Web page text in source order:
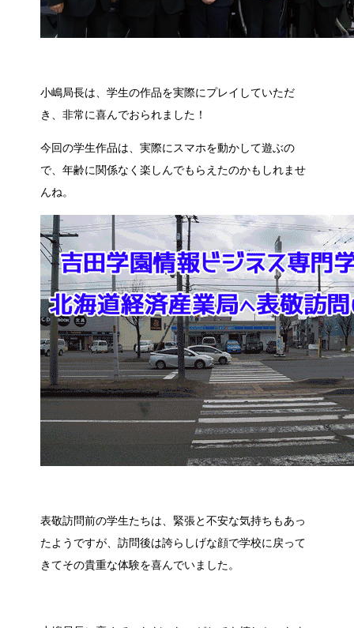
小嶋局長は、学生の作品を実際にプレイしていただ
き、非常に喜んでおられました！
今回の学生作品は、実際にスマホを動かして遊ぶの
で、年齢に関係なく楽しんでもらえたのかもしれませ
んね。
表敬訪問前の学生たちは、緊張と不安な気持ちもあっ
たようですが、訪問後は誇らしげな顔で学校に戻って
きてその貴重な体験を喜んでいました。